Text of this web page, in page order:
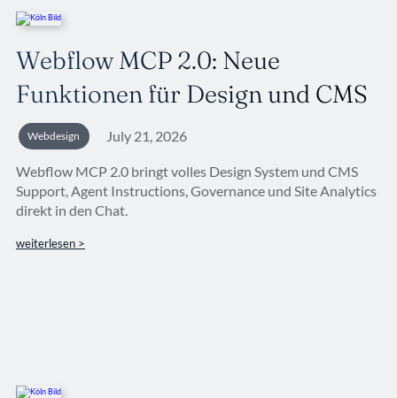
Webflow MCP 2.0: Neue
Funktionen für Design und CMS
Webdesign July 21, 2026
Webflow MCP 2.0 bringt volles Design System und CMS
Support, Agent Instructions, Governance und Site Analytics
direkt in den Chat.
weiterlesen >